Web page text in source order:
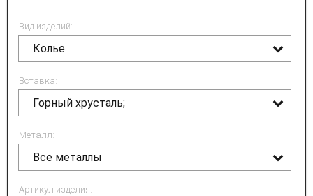
Вид изделий:
Колье
Вставка:
Горный хрусталь;
Металл:
Все металлы
Артикул изделия: